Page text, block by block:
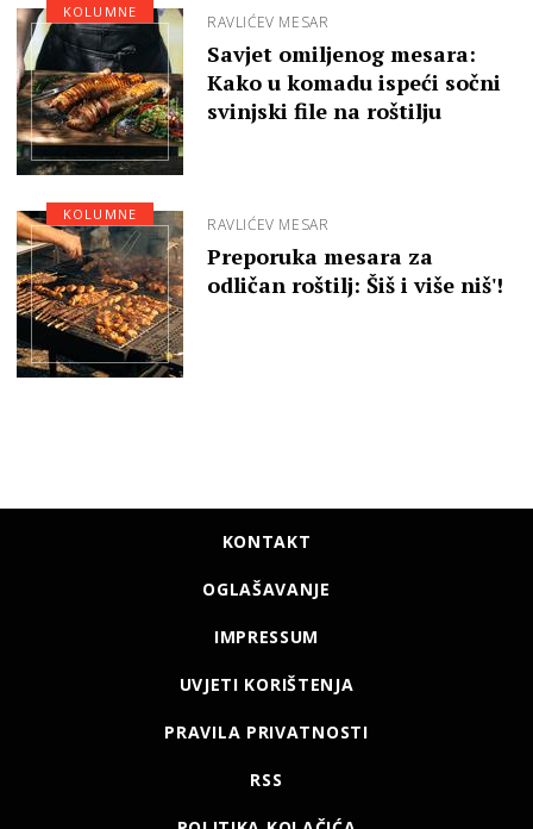
RAVLIĆEV MESAR
Savjet omiljenog mesara:
Kako u komadu ispeći sočni
svinjski file na roštilju
KOLUMNE
RAVLIĆEV MESAR
Preporuka mesara za
odličan roštilj: Šiš i više niš'!
KOLUMNE
KONTAKT
OGLAŠAVANJE
IMPRESSUM
UVJETI KORIŠTENJA
PRAVILA PRIVATNOSTI
RSS